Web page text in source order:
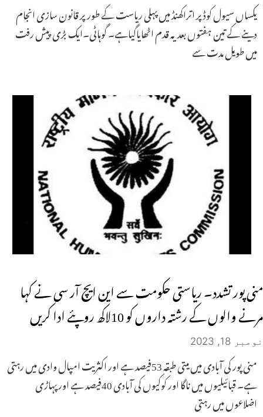
یکساں سیول کوڈ پر اتراکھنڈ میں پہلی ریاست کے طور پر قانون سازی انجام
دینے کے تین ہفتوں بعد یہ قدم اٹھایاگیاہے۔ گوہاٹی۔ایک بڑی پیش رفت
میں طویل مدت سے
منی پور تشدد۔ ریاستی حکومت سے این ایچ آر سی نے کہا
مرنے والوں کے رشتہ داروں کو 10لاکھ روپئے ادا کریں
نومبر 18, 2023
منی پور کی آبادی میں میتی طبقہ 53فیصد ہے اور اکثریت امپال وادی میں رہتی
ہے۔ قبائیلیوں میں ناگا اور کوکیوں کی آبادی 40فیصد ہے اور پہاڑی
اضلاعوں میں رہتی